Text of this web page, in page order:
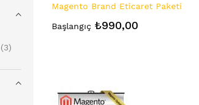
Magento Brand Eticaret Paketi
Başlangıç ₺990,00
3